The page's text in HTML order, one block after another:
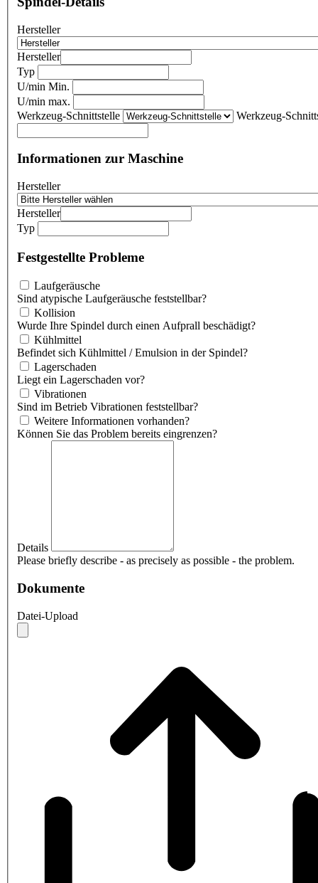
Hersteller
Hersteller
Typ
U/min Min.
U/min max.
Werkzeug-Schnittstelle
Werkzeug-
Informationen zur Maschine
Hersteller
Hersteller
Typ
Festgestellte Probleme
Laufgeräusche
Sind atypische Laufgeräusche feststellbar?
Kollision
Wurde Ihre Spindel durch einen Aufprall beschädigt?
Kühlmittel
Befindet sich Kühlmittel / Emulsion in der Spindel?
Lagerschaden
Liegt ein Lagerschaden vor?
Vibrationen
Sind im Betrieb Vibrationen feststellbar?
Weitere Informationen vorhanden?
Können Sie das Problem bereits eingrenzen?
Details
Please briefly describe - as precisely as possible - the problem.
Dokumente
Datei-Upload